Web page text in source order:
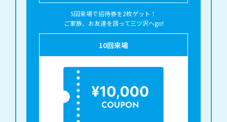
5回来場で招待券を2枚ゲット！
ご家族、お友達を誘って三ツ沢へgo!
10回来場